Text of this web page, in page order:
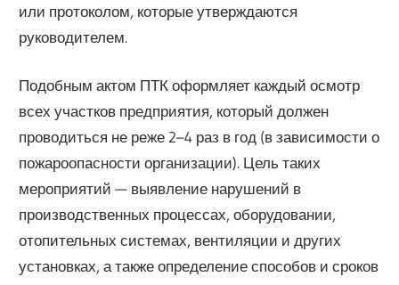
или протоколом, которые утверждаются
руководителем.
Подобным актом ПТК оформляет каждый осмотр
всех участков предприятия, который должен
проводиться не реже 2–4 раз в год (в зависимости о
пожароопасности организации). Цель таких
мероприятий — выявление нарушений в
производственных процессах, оборудовании,
отопительных системах, вентиляции и других
установках, а также определение способов и сроков